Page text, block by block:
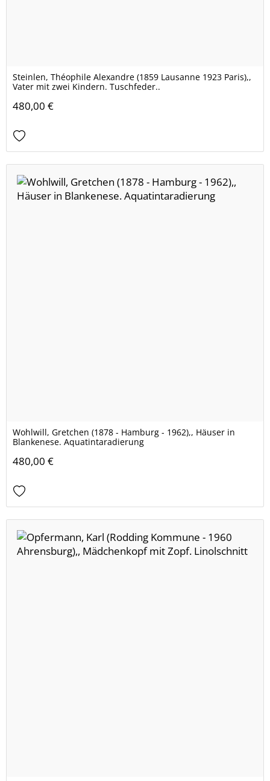
Steinlen, Théophile Alexandre (1859 Lausanne 1923 Paris),,
Vater mit zwei Kindern. Tuschfeder..
480,00 €
Wohlwill, Gretchen (1878 - Hamburg - 1962),, Häuser in
Blankenese. Aquatintaradierung
480,00 €